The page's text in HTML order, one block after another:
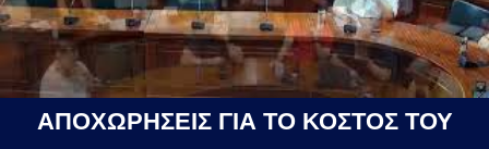
ΑΠΟΧΩΡΗΣΕΙΣ ΓΙΑ ΤΟ ΚΟΣΤΟΣ ΤΟΥ